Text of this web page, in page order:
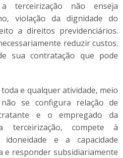
terceirização não enseja
violação da dignidade do
a direitos previdenciários.
reduzir custos.
sua contratação que pode
e qualquer atividade, meio
se configura relação de
e o empregado da
terceirização, compete à
e a capacidade
e responder subsidiariamente